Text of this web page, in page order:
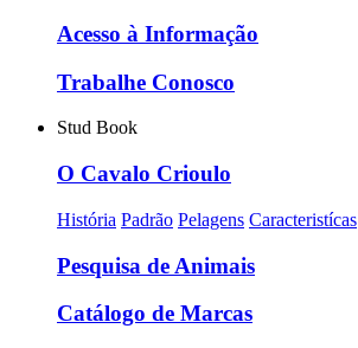
Acesso à Informação
Trabalhe Conosco
Stud Book
O Cavalo Crioulo
História Padrão Pelagens Caracteristícas
Pesquisa de Animais
Catálogo de Marcas